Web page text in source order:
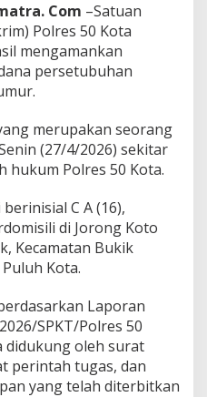
Com –Satuan
Polres 50 Kota
mengamankan
persetubuhan
merupakan seorang
(27/4/2026) sekitar
hukum Polres 50 Kota.
C A (16),
di Jorong Koto
Kecamatan Bukik
Kota.
Laporan
SPKT/Polres 50
didukung oleh surat
perintah tugas, dan
yang telah diterbitkan